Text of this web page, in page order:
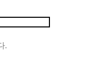
.